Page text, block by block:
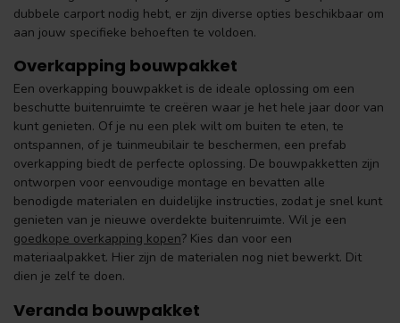
dubbele carport nodig hebt, er zijn diverse opties beschikbaar om
aan jouw specifieke behoeften te voldoen.
Overkapping bouwpakket
Een overkapping bouwpakket is de ideale oplossing om een
beschutte buitenruimte te creëren waar je het hele jaar door van
kunt genieten. Of je nu een plek wilt om buiten te eten, te
ontspannen, of je tuinmeubilair te beschermen, een prefab
overkapping biedt de perfecte oplossing. De bouwpakketten zijn
ontworpen voor eenvoudige montage en bevatten alle
benodigde materialen en duidelijke instructies, zodat je snel kunt
genieten van je nieuwe overdekte buitenruimte. Wil je een
goedkope overkapping kopen? Kies dan voor een
materiaalpakket. Hier zijn de materialen nog niet bewerkt. Dit
dien je zelf te doen.
Veranda bouwpakket